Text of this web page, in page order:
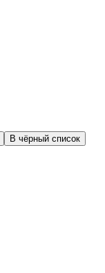
В чёрный список